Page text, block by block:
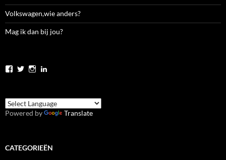
Volkswagen,wie anders?
Mag ik dan bij jou?
Bekijk
jolanda.zwier.5
op
Facebook
Bekijk
JolandaZwier
op
Twitter
Bekijk
jolandazwier
op
Instagram
jolandazwier
op
LinkedIn
Powered by Translate
CATEGORIEËN